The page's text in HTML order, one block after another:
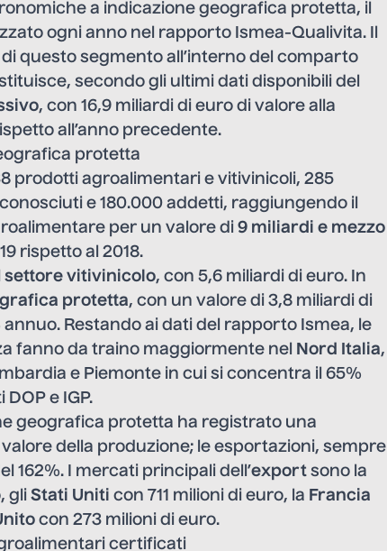
a indicazione geografica protetta, il
ogni anno nel rapporto Ismea-Qualivita. Il
questo segmento all’interno del comparto
secondo gli ultimi dati disponibili del
, con 16,9 miliardi di euro di valore alla
all’anno precedente.
protetta
prodotti agroalimentari e vitivinicoli, 285
e 180.000 addetti, raggiungendo il
per un valore di 9 miliardi e mezzo
rispetto al 2018.
settore vitivinicolo, con 5,6 miliardi di euro. In
protetta, con un valore di 3,8 miliardi di
Restando ai dati del rapporto Ismea, le
fanno da traino maggiormente nel
Nord Italia,
e Piemonte in cui si concentra il 65%
e IGP.
geografica protetta ha registrato una
della produzione; le esportazioni, sempre
162%. I mercati principali dell’export sono la
gli Stati Uniti con 711 milioni di euro, la Francia
con 273 milioni di euro.
certificati